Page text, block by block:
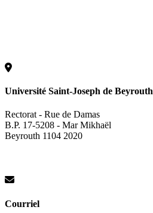
Université Saint-Joseph de Beyrouth
Rectorat - Rue de Damas
B.P. 17-5208 - Mar Mikhaël
Beyrouth 1104 2020
Courriel